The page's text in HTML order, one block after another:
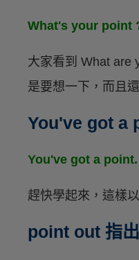
What's your point
大家看到 What are
是要想一下，而且
You've got a
You've got a
趕快學起來，這樣
point out 指出